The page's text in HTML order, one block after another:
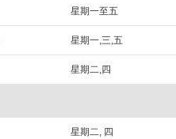
星期一至五
星期一,三,五
星期二,四
星期二, 四